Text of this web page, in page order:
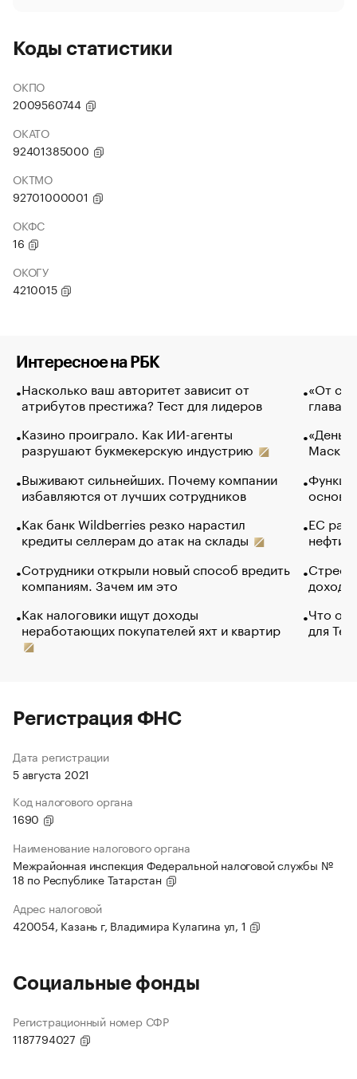
Коды статистики
ОКПО
2009560744
ОКАТО
92401385000
ОКТМО
92701000001
ОКФС
16
ОКОГУ
4210015
Интересное на РБК
Насколько ваш авторитет зависит от
атрибутов престижа? Тест для лидеров
Казино проиграло. Как ИИ-агенты
разрушают букмекерскую индустрию
Выживают сильнейших. Почему компании
избавляются от лучших сотрудников
Как банк Wildberries резко нарастил
кредиты селлерам до атак на склады
Сотрудники открыли новый способ вредить
компаниям. Зачем им это
Как налоговики ищут доходы
неработающих покупателей яхт и квартир
«От
глава
Маск в
основ
ЕС
нефти
Что
для
Регистрация ФНС
Дата регистрации
5 августа 2021
Код налогового органа
1690
Наименование налогового органа
Межрайонная инспекция Федеральной налоговой службы №
18 по Республике Татарстан
Адрес налоговой
420054, Казань г, Владимира Кулагина ул, 1
Социальные фонды
Регистрационный номер СФР
1187794027